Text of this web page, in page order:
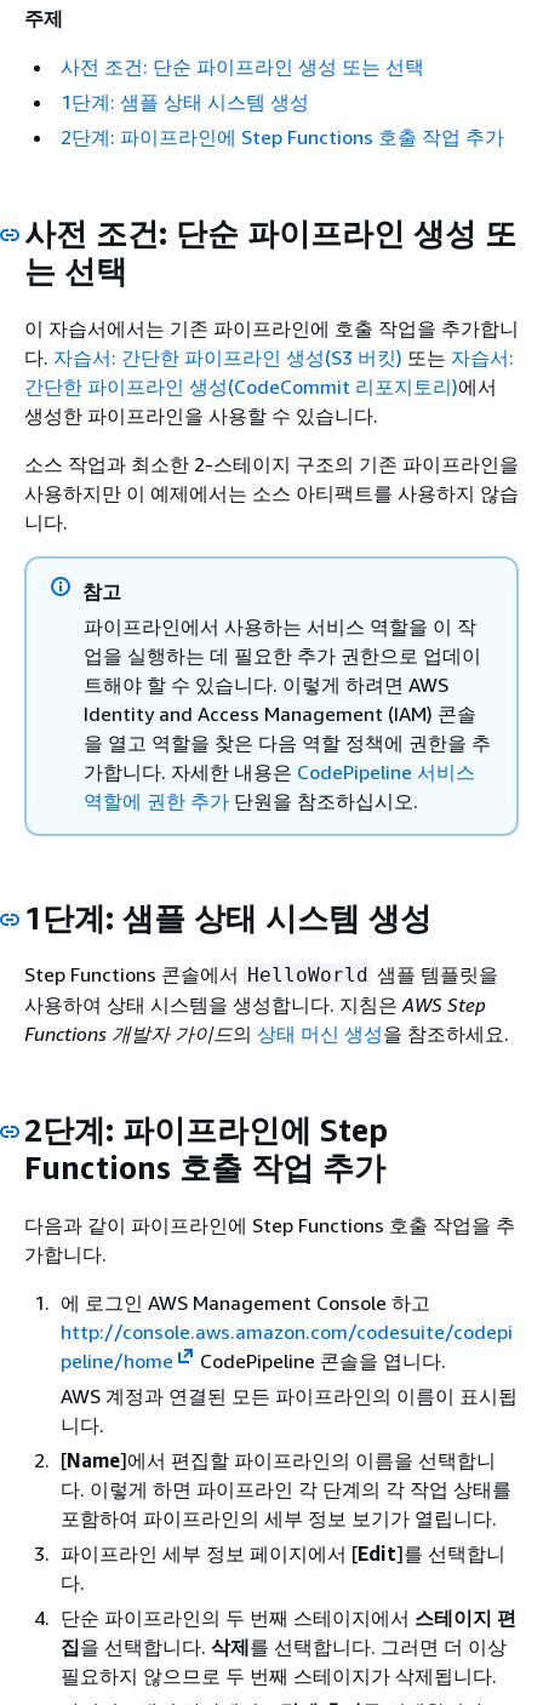
주제
사전 조건: 단순 파이프라인 생성 또는 선택
1단계: 샘플 상태 시스템 생성
2단계: 파이프라인에 Step Functions 호출 작업 추가
사전 조건: 단순 파이프라인 생성 또
는 선택
이 자습서에서는 기존 파이프라인에 호출 작업을 추가합니
다. 자습서: 간단한 파이프라인 생성(S3 버킷) 또는 자습서:
간단한 파이프라인 생성(CodeCommit 리포지토리)에서
생성한 파이프라인을 사용할 수 있습니다.
소스 작업과 최소한 2-스테이지 구조의 기존 파이프라인을
사용하지만 이 예제에서는 소스 아티팩트를 사용하지 않습
니다.
참고
파이프라인에서 사용하는 서비스 역할을 이 작
업을 실행하는 데 필요한 추가 권한으로 업데이
트해야 할 수 있습니다. 이렇게 하려면 AWS
Identity and Access Management (IAM) 콘솔
을 열고 역할을 찾은 다음 역할 정책에 권한을 추
가합니다. 자세한 내용은 CodePipeline 서비스
역할에 권한 추가 단원을 참조하십시오.
1단계: 샘플 상태 시스템 생성
Step Functions 콘솔에서 HelloWorld 샘플 템플릿을
사용하여 상태 시스템을 생성합니다. 지침은AWS Step
Functions 개발자 가이드의 상태 머신 생성을 참조하세요.
2단계: 파이프라인에 Step
Functions 호출 작업 추가
다음과 같이 파이프라인에 Step Functions 호출 작업을 추
가합니다.
에 로그인 AWS Management Console 하고
http://console.aws.amazon.com/codesuite/codepi
peline/home
CodePipeline 콘솔을 엽니다.
AWS 계정과 연결된 모든 파이프라인의 이름이 표시됩
니다.
[Name]에서 편집할 파이프라인의 이름을 선택합니
다. 이렇게 하면 파이프라인 각 단계의 각 작업 상태를
포함하여 파이프라인의 세부 정보 보기가 열립니다.
파이프라인 세부 정보 페이지에서 [Edit]를 선택합니
다.
단순 파이프라인의 두 번째 스테이지에서 스테이지 편
집을 선택합니다. 삭제를 선택합니다. 그러면 더 이상
필요하지 않으므로 두 번째 스테이지가 삭제됩니다.